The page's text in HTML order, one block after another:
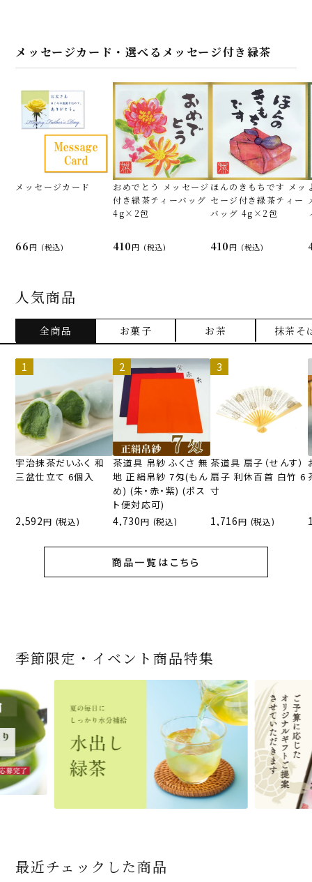
メッセージカード・選べるメッセージ付き緑茶
メッセージカード
66 (税込)
おめでとう メッセージ
付き緑茶ティーバッグ
4g×2包
410 (税込)
ほんのきもちです メッ
セージ付き緑茶ティー
バッグ 4g×2包
410 (税込)
人気商品
全商品 お菓子 お茶 抹茶そ
宇治抹茶だいふく 和
三盆仕立て 6個入
2,592 (税込)
茶道具 帛紗 ふくさ 無
地 正絹帛紗 7匁(もん
め) (朱・赤・紫) (ポス
ト便対応可)
4,730 (税込)
茶道具 扇子（せんす）
扇子 利休百首 白竹 6
寸
1,716 (税込)
商品一覧はこちら
宇治抹茶だいふく 和
三盆仕立て 6個入
2,592 (税込)
お茶屋の京都 宇治抹
1,743 (税込)
近江米と日本酒の「み
ずかがみ」パウンドケ
ーキ（カット）-単品-
540 (税込)
商品一覧はこちら
緑茶ティーパック（セ
ンパックシリーズ） 5g
×50袋
864
ありがとう メッセージ
付き緑茶ティーバッグ
410 (税込)
【季節限定】水出し緑
茶詰合せ 気軽に愉し
むセット
1,420 (税込)
商品一覧はこちら
宇治抹茶そば3袋・そ
ばつゆ6袋（6人前）セ
ット 化粧箱（カート
ン/ギフトボックス）
3,032 (税込)
宇治抹茶そば２袋・そ
ばつゆ４袋（４人前）
2,278 (税込)
【送料込み】宇治抹茶
そば160ｇ×2袋（4人
前）＋特撰そばつゆ4
個（ポスト便）
2,028 (税込)
商品一覧はこちら
老舗茶舗の宇治抹茶
かすていらと宇治冠煎
茶の詰合せ
4,112 (税込)
宇治抹茶焼き菓子詰
4,511 (税込)
老舗茶舗のひやひやス
イーツセット 3種6個
3,356 (税込)
商品一覧はこちら
茶道具 帛紗 ふくさ 無
地 正絹帛紗 7匁(もん
め) (朱・赤・紫) (ポス
ト便対応可)
4,730 (税込)
茶道具 扇子（せんす）
扇子 利休百首 白竹 6
1,716 (税込)
茶道具 抹茶茶碗（まっ
ちゃちゃわん） 刷毛目
茶碗 前田 瑞雲
4,290 (税込)
商品一覧はこちら
季節限定・イベント商品特集
最近チェックした商品